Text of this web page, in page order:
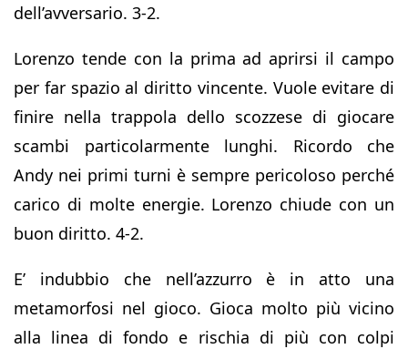
dell’avversario. 3-2.
Lorenzo tende con la prima ad aprirsi il campo
per far spazio al diritto vincente. Vuole evitare di
finire nella trappola dello scozzese di giocare
scambi particolarmente lunghi. Ricordo che
Andy nei primi turni è sempre pericoloso perché
carico di molte energie. Lorenzo chiude con un
buon diritto. 4-2.
E’ indubbio che nell’azzurro è in atto una
metamorfosi nel gioco. Gioca molto più vicino
alla linea di fondo e rischia di più con colpi